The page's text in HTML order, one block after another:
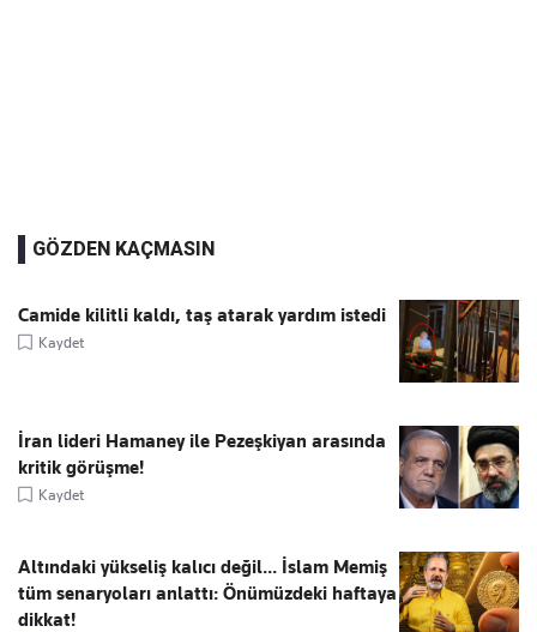
GÖZDEN KAÇMASIN
Camide kilitli kaldı, taş atarak yardım istedi
Kaydet
İran lideri Hamaney ile Pezeşkiyan arasında
kritik görüşme!
Kaydet
Altındaki yükseliş kalıcı değil... İslam Memiş
tüm senaryoları anlattı: Önümüzdeki haftaya
dikkat!